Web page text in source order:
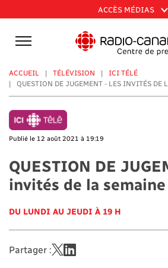
au
contenu
principal
ACCÈS MÉDIAS
ACCUEIL TÉLÉVISION
ICI TÉLÉ
QUESTION DE JUGEMENT - LES INVITÉS DE
Publié le 12 août 2021 à 19:19
QUESTION DE
invités de la
DU LUNDI AU JEUDI À 19 H
Partager :